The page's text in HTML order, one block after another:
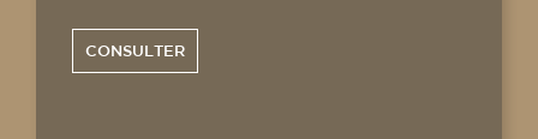
CONSULTER